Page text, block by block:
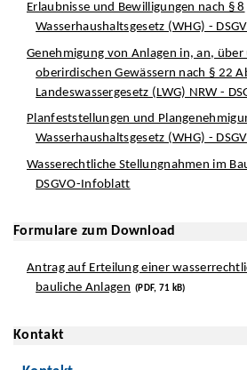
Erlaubnisse und Bewilligungen nach § 8
Wasserhaushaltsgesetz (WHG) -
Genehmigung von Anlagen in, an,
oberirdischen Gewässern nach § 22
Landeswassergesetz (LWG) NRW -
Planfeststellungen und
Wasserhaushaltsgesetz (WHG) -
Wasserechtliche Stellungnahmen im
DSGVO-Infoblatt
Formulare zum Download
Antrag auf Erteilung einer
bauliche Anlagen (PDF, 71 kB)
Kontakt